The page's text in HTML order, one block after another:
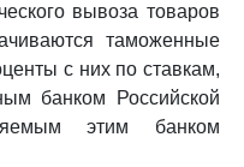
вывоза товаров
таможенные
с них по ставкам,
банком Российской
этим банком